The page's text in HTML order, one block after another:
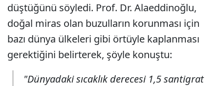
düştüğünü söyledi. Prof. Dr. Alaeddinoğlu,
doğal miras olan buzulların korunması için
bazı dünya ülkeleri gibi örtüyle kaplanması
gerektiğini belirterek, şöyle konuştu:
"Dünyadaki sıcaklık derecesi 1,5 santigrat